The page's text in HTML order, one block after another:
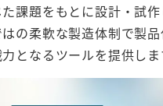
課題をもとに設計・試
の柔軟な製造体制で製
となるツールを提供しま